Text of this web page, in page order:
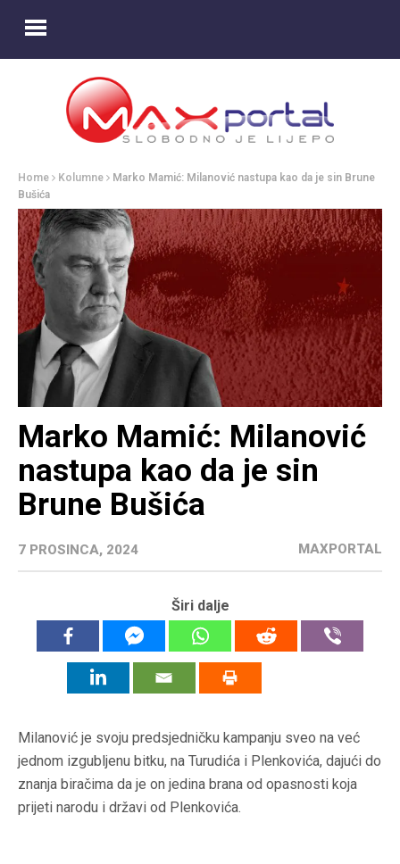
Home Kolumne
Marko Mamić: Milanović nastupa kao da je sin Brune
Bušića
Marko Mamić: Milanović
nastupa kao da je sin
Brune Bušića
7 PROSINCA, 2024 MAXPORTAL
Širi dalje
Milanović je svoju predsjedničku kampanju sveo na već
jednom izgubljenu bitku, na Turudića i Plenkovića, dajući do
znanja biračima da je on jedina brana od opasnosti koja
prijeti narodu i državi od Plenkovića.